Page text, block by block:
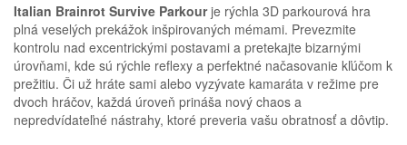
Italian Brainrot Survive Parkourje rýchla 3D parkourová hra
plná veselých prekážok inšpirovaných mémami. Prevezmite
kontrolu nad excentrickými postavami a pretekajte bizarnými
úrovňami, kde sú rýchle reflexy a perfektné načasovanie kľúčom k
prežitiu. Či už hráte sami alebo vyzývate kamaráta v režime pre
dvoch hráčov, každá úroveň prináša nový chaos a
nepredvídateľné nástrahy, ktoré preveria vašu obratnosť a dôvtip.